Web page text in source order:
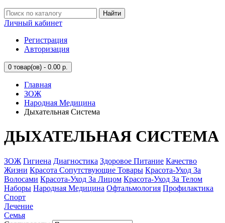
Найти
Личный кабинет
Регистрация
Авторизация
0 товар(ов) - 0.00 р.
Главная
ЗОЖ
Народная Медицина
Дыхательная Система
ДЫХАТЕЛЬНАЯ СИСТЕМА
ЗОЖ Гигиена Диагностика Здоровое Питание Качество
Жизни Красота Сопутствующие Товары Красота-Уход За
Волосами Красота-Уход За Лицом Красота-Уход За Телом
Наборы Народная Медицина Офтальмология Профилактика
Спорт
Лечение
Семья